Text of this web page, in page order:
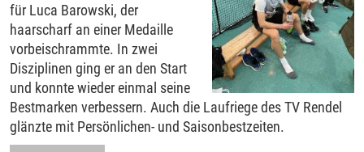
für Luca Barowski, der
haarscharf an einer Medaille
vorbeischrammte. In zwei
Disziplinen ging er an den Start
und konnte wieder einmal seine
Bestmarken verbessern. Auch die Laufriege des TV Rendel
glänzte mit Persönlichen- und Saisonbestzeiten.